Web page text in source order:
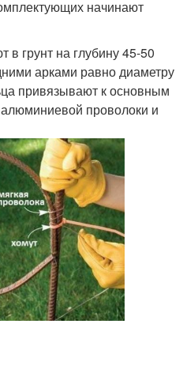
начинают
в грунт на глубину 45-50
арками равно диаметру
привязывают к основным
проволоки и